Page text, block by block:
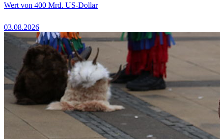
Wert von 400 Mrd. US-Dollar
03.08.2026